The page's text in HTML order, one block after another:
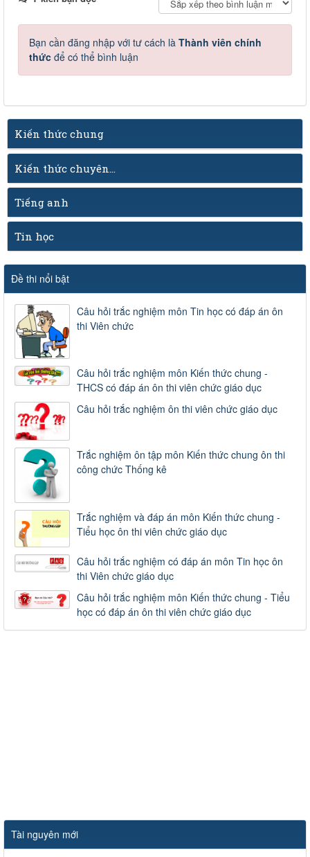
Bạn cần đăng nhập với tư cách là Thành viên chính
thức để có thể bình luận
Kiến thức chung
Kiến thức chuyên...
Tiếng anh
Tin học
Đề thi nổi bật
Câu hỏi trắc nghiệm môn Tin học có đáp án ôn
thi Viên chức
Câu hỏi trắc nghiệm môn Kiến thức chung -
THCS có đáp án ôn thi viên chức giáo dục
Câu hỏi trắc nghiệm ôn thi viên chức giáo dục
Trắc nghiệm ôn tập môn Kiến thức chung ôn thi
công chức Thống kê
Trắc nghiệm và đáp án môn Kiến thức chung -
Tiểu học ôn thi viên chức giáo dục
Câu hỏi trắc nghiệm có đáp án môn Tin học ôn
thi Viên chức giáo dục
Câu hỏi trắc nghiệm môn Kiến thức chung - Tiểu
học có đáp án ôn thi viên chức giáo dục
Tài nguyên mới